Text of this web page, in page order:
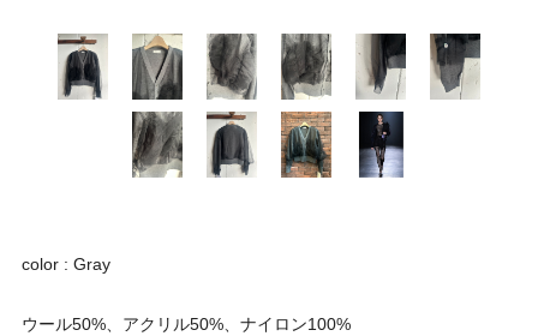
color : Gray
ウール50%、アクリル50%、ナイロン100%